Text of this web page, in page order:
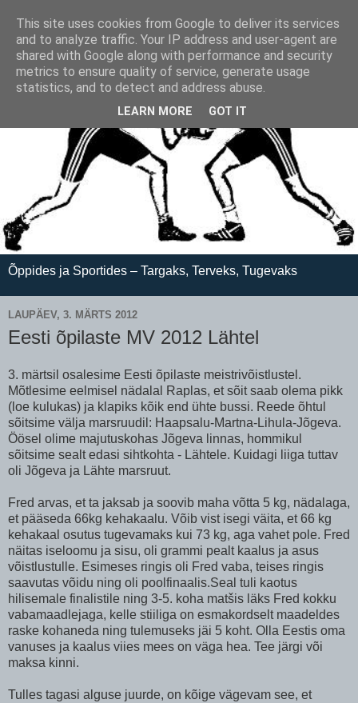
Õppides ja Sportides – Targaks, Terveks, Tugevaks
LAUPÄEV, 3. MÄRTS 2012
Eesti õpilaste MV 2012 Lähtel
3. märtsil osalesime Eesti õpilaste meistrivõistlustel.
Mõtlesime eelmisel nädalal Raplas, et sõit saab olema pikk
(loe kulukas) ja klapiks kõik end ühte bussi. Reede õhtul
sõitsime välja marsruudil: Haapsalu-Martna-Lihula-Jõgeva.
Öösel olime majutuskohas Jõgeva linnas, hommikul
sõitsime sealt edasi sihtkohta - Lähtele. Kuidagi liiga tuttav
oli Jõgeva ja Lähte marsruut.
Fred arvas, et ta jaksab ja soovib maha võtta 5 kg, nädalaga,
et pääseda 66kg kehakaalu. Võib vist isegi väita, et 66 kg
kehakaal osutus tugevamaks kui 73 kg, aga vahet pole. Fred
näitas iseloomu ja sisu, oli grammi pealt kaalus ja asus
võistlustulle. Esimeses ringis oli Fred vaba, teises ringis
saavutas võidu ning oli poolfinaalis.Seal tuli kaotus
hilisemale finalistile ning 3-5. koha matšis läks Fred kokku
vabamaadlejaga, kelle stiiliga on esmakordselt maadeldes
raske kohaneda ning tulemuseks jäi 5 koht. Olla Eestis oma
vanuses ja kaalus viies mees on väga hea. Tee järgi või
maksa kinni.
Tulles tagasi alguse juurde, on kõige vägevam see, et
This site uses cookies from Google to deliver its services
and to analyze traffic. Your IP address and user-agent are
shared with Google along with performance and security
metrics to ensure quality of service, generate usage
statistics, and to detect and address abuse.
LEARN MORE GOT IT